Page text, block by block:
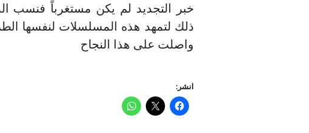
رب
ي
خبر التجديد لم يكن مستغرباً فنسب
ذلك لتمهد هذه المسلسلات لنفسها
واصلت على هذا النجاح
انشر: